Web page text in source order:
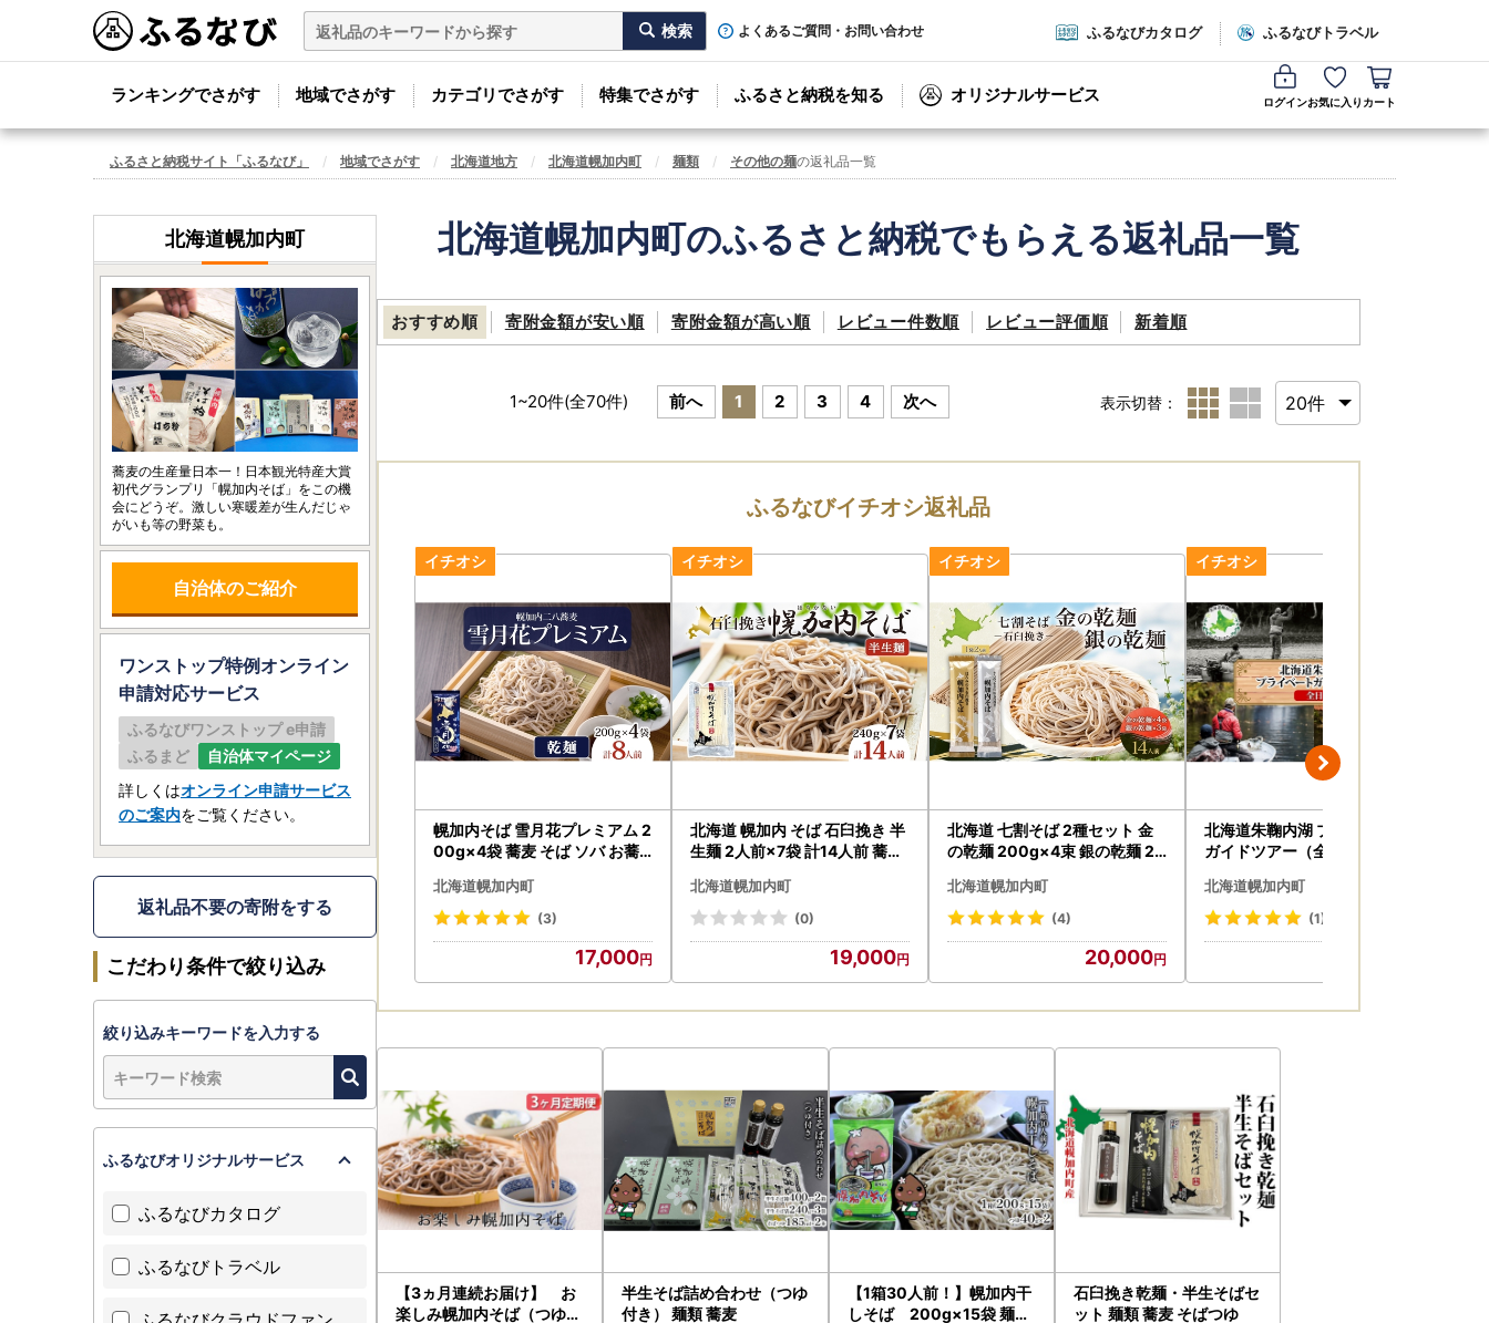
よくあるご質問・お問い合わせ ふるなびカタログ ふるなびトラベル
ランキングでさがす 地域でさがす カテゴリでさがす 特集でさがす ふるさと納税を知る オリジナルサービス ログインお気に入り カート
ふるさと納税サイト「ふるなび」 地域でさがす 北海道地方 北海道幌加内町 麺類 その他の麺の返礼品一覧
北海道幌加内町のふるさと納税でもらえる返礼品一覧
おすすめ順 寄附金額が安い順 寄附金額が高い順 レビュー件数順 レビュー評価順 新着順
1~20件(全70件) 前へ 1 2 3 4 次へ 表示切替：
ふるなびイチオシ返礼品
幌加内そば 雪月花プレミアム 2
00g×4袋 蕎麦 そば ソバ お蕎
テンフリー 麺 乾麺 常備 茹でる
だけ 本格的 蕎麦湯 そば湯 冷や
料無料 北海道 幌加内町
北海道幌加内町
(3)
17,000
北海道 幌加内 そば 石臼挽き 半
生麺 2人前×7袋 計14人前 蕎麦
麺 生麺 コシ のど越し ギフト お
取り寄せ グルメ 産地直送 国産
直 製麺 ほろかない振興公社 麺
北海道幌加内町
(0)
19,000
北海道 七割そば 2種セット 金
の乾麺 200g×4束 銀の乾麺 20
麺 麺 常温 そば ギフト グルメ
人気 備蓄 保存食 国産 お取り寄
地直送 送料無料 麺類
北海道幌加内町
(4)
20,000
北海道朱鞠内湖 プライベート
ガイドツアー（全日） ツアー
り レア魚 魚釣り 北海道旅行 ア
ウトドアキャンプ 自然散策 大
北海道幌加内町
(1)
【3ヵ月連続お届け】 お
楽しみ幌加内そば（つゆ付
半生そば詰め合わせ（つゆ
付き） 麺類 蕎麦
【1箱30人前！】幌加内干
しそば 200g×15袋 麺類
石臼挽き乾麺・半生そばセ
ット 麺類 蕎麦 そばつゆ
北海道幌加内町
蕎麦の生産量日本一！日本観光特産大賞
初代グランプリ「幌加内そば」をこの機
会にどうぞ。激しい寒暖差が生んだじゃ
がいも等の野菜も。
自治体のご紹介
ワンストップ特例オンライン
申請対応サービス
ふるなびワンストップ e申請
ふるまど
自治体マイページ
詳しくはオンライン申請サービス
のご案内をご覧ください。
返礼品不要の寄附をする
こだわり条件で絞り込み
絞り込みキーワードを入力する
ふるなびオリジナルサービス
ふるなびカタログ
ふるなびトラベル